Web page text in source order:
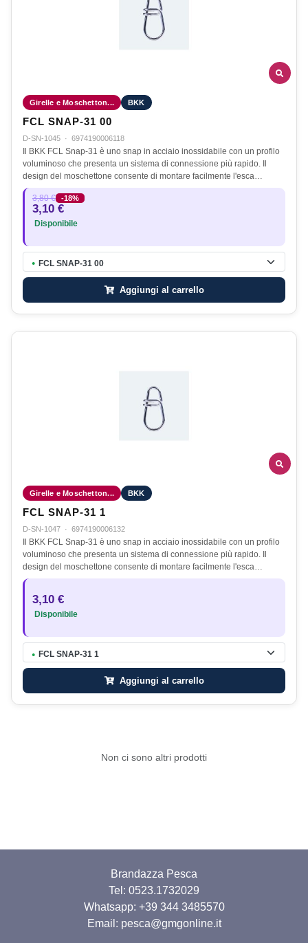
Girelle e Moschetton... BKK
FCL SNAP-31 00
D-SN-1045 · 6974190006118
Il BKK FCL Snap-31 è uno snap in acciaio inossidabile con un profilo
voluminoso che presenta un sistema di connessione più rapido. Il
design del moschettone consente di montare facilmente l'esca…
3,80 € -18%
3,10 €
Disponibile
● FCL SNAP-31 00
Aggiungi al carrello
Girelle e Moschetton... BKK
FCL SNAP-31 1
D-SN-1047 · 6974190006132
Il BKK FCL Snap-31 è uno snap in acciaio inossidabile con un profilo
voluminoso che presenta un sistema di connessione più rapido. Il
design del moschettone consente di montare facilmente l'esca…
3,10 €
Disponibile
● FCL SNAP-31 1
Aggiungi al carrello
Non ci sono altri prodotti
Brandazza Pesca
Tel: 0523.1732029
Whatsapp: +39 344 3485570
Email: pesca@gmgonline.it